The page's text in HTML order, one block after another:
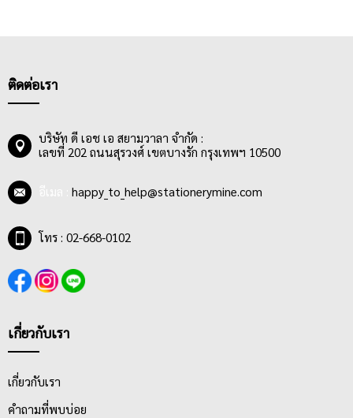
ติดต่อเรา
บริษัท ดี เอช เอ สยามวาลา จำกัด :
เลขที่ 202 ถนนสุรวงศ์ เขตบางรัก กรุงเทพฯ 10500
happy_to_help@stationerymine.com
โทร : 02-668-0102
เกี่ยวกับเรา
เกี่ยวกับเรา
คำถามที่พบบ่อย